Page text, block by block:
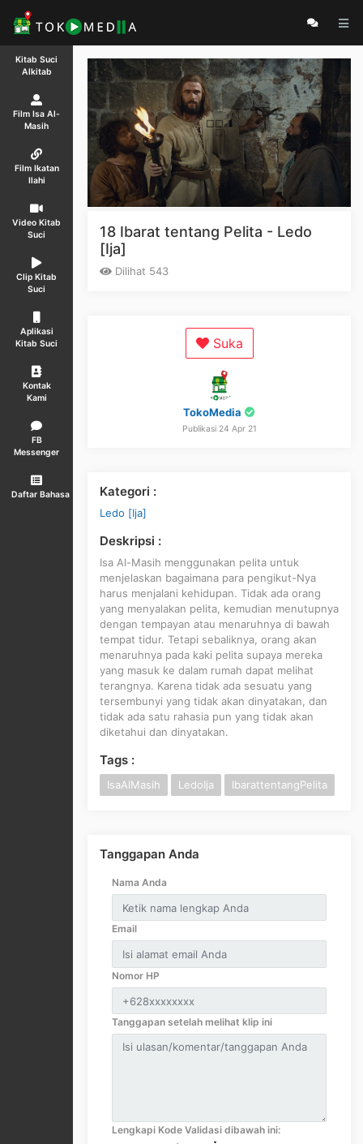
Kitab Suci
Alkitab
Film Isa Al-
Masih
Film Ikatan
Ilahi
Video Kitab
Suci
Clip Kitab
Suci
Aplikasi
Kitab Suci
Kontak
Kami
FB
Messenger
Daftar Bahasa
18 Ibarat tentang Pelita - Ledo
[Ija]
Dilihat 543
Suka
TokoMedia
Publikasi 24 Apr 21
Kategori :
Ledo [Ija]
Deskripsi :
Isa Al-Masih menggunakan pelita untuk
menjelaskan bagaimana para pengikut-Nya
harus menjalani kehidupan. Tidak ada orang
yang menyalakan pelita, kemudian menutupnya
dengan tempayan atau menaruhnya di bawah
tempat tidur. Tetapi sebaliknya, orang akan
menaruhnya pada kaki pelita supaya mereka
yang masuk ke dalam rumah dapat melihat
terangnya. Karena tidak ada sesuatu yang
tersembunyi yang tidak akan dinyatakan, dan
tidak ada satu rahasia pun yang tidak akan
diketahui dan dinyatakan.
Tags :
IsaAlMasih LedoIja IbarattentangPelita
Tanggapan Anda
Nama Anda
Email
Nomor HP
Tanggapan setelah melihat klip ini
Lengkapi Kode Validasi dibawah ini: